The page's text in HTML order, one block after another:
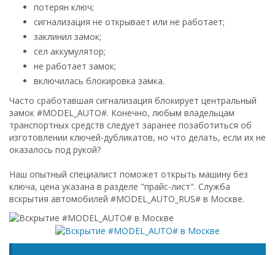
потерян ключ;
сигнализация не открывает или не работает;
заклинил замок;
сел аккумулятор;
не работает замок;
включилась блокировка замка.
Часто сработавшая сигнализация блокирует центральный
замок #MODEL_AUTO#. Конечно, любым владельцам
транспортных средств следует заранее позаботиться об
изготовлении ключей-дубликатов, но что делать, если их не
оказалось под рукой?
Наш опытный специалист поможет открыть машину без
ключа, цена указана в разделе "прайс-лист". Служба
вскрытия автомобилей #MODEL_AUTO_RUS# в Москве.